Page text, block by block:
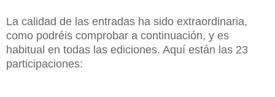
La calidad de las entradas ha sido extraordinaria,
como podréis comprobar a continuación, y es
habitual en todas las ediciones. Aquí están las 23
participaciones: